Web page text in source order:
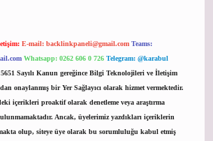
E-mail: backlinkpaneli@gmail.com Teams:
Whatsapp: 0262 606 0 726 Telegram: @karabul
Sayılı Kanun gereğince Bilgi Teknolojileri ve İletişim
onaylanmış bir Yer Sağlayıcı olarak hizmet vermektedir.
içerikleri proaktif olarak denetleme veya araştırma
Ancak, üyelerimiz yazdıkları içeriklerin
olup, siteye üye olarak bu sorumluluğu kabul etmiş